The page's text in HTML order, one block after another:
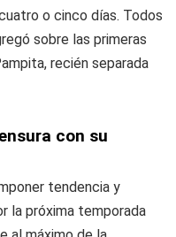
o cinco días. Todos
sobre las primeras
recién separada
con su
tendencia y
la próxima temporada